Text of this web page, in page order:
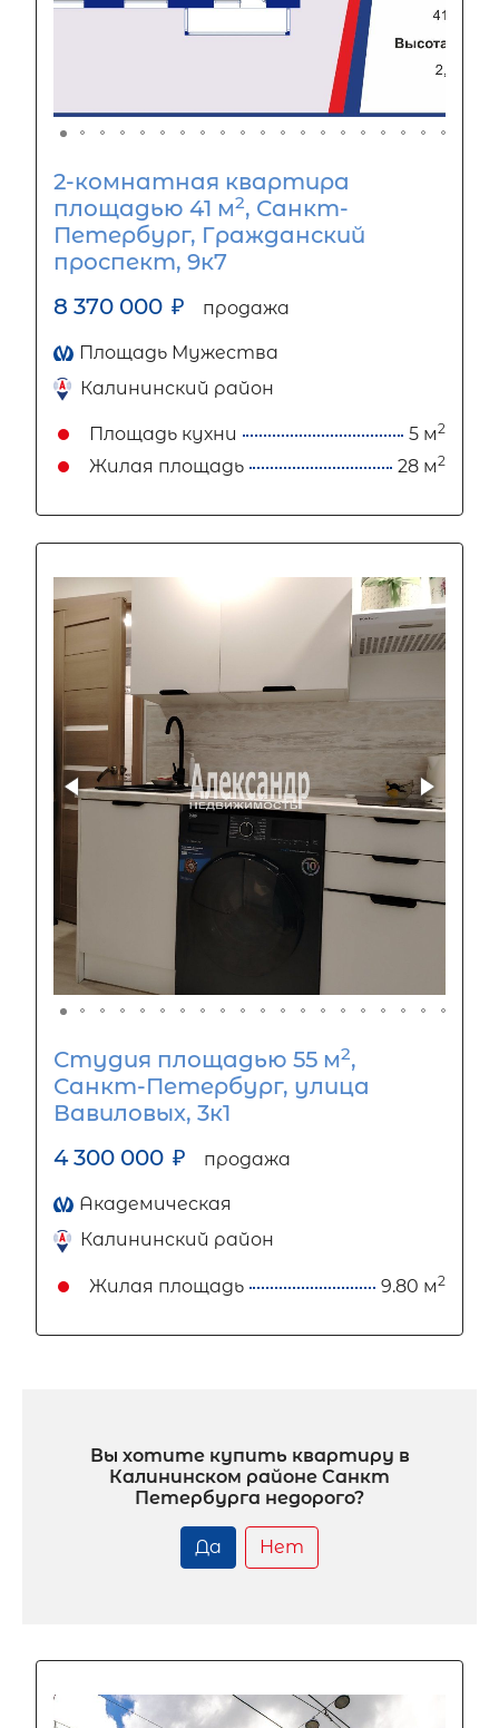
2-комнатная квартира
площадью 41 м2, Санкт-
Петербург, Гражданский
проспект, 9к7
8 370 000 ₽ продажа
Площадь Мужества
Калининский район
Площадь кухни 5 м2
Жилая площадь 28 м2
Студия площадью 55 м2,
Санкт-Петербург, улица
Вавиловых, 3к1
4 300 000 ₽ продажа
Академическая
Калининский район
Жилая площадь 9.80 м2
Вы хотите купить квартиру в
Калининском районе Санкт
Петербурга недорого?
Да Нет